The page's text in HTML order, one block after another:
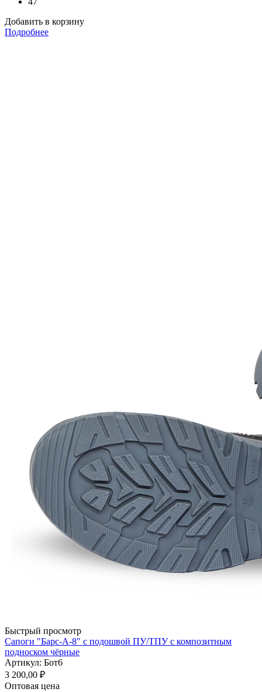
Добавить в корзину
Подробнее
Быстрый просмотр
Сапоги "Барс-А-8" с подошвой ПУ/ТПУ с композитным
подноском чёрные
Артикул: Бот6
3 200,00 ₽
Оптовая цена